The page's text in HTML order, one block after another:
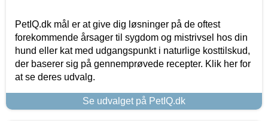
PetIQ.dk mål er at give dig løsninger på de oftest
forekommende årsager til sygdom og mistrivsel hos din
hund eller kat med udgangspunkt i naturlige kosttilskud,
der baserer sig på gennemprøvede recepter. Klik her for
at se deres udvalg.
Se udvalget på PetIQ.dk